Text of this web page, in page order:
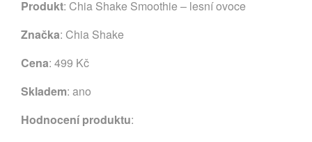
Produkt: Chia Shake Smoothie – lesní ovoce
Značka: Chia Shake
Cena: 499 Kč
Skladem: ano
Hodnocení produktu: